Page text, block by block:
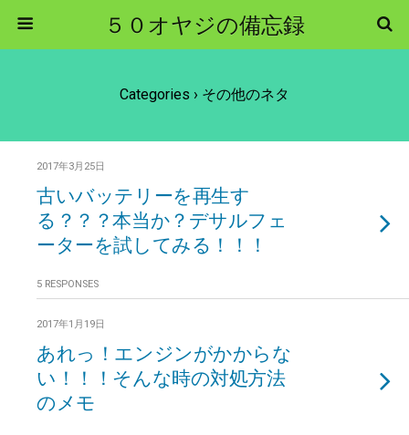
５０オヤジの備忘録
Categories › その他のネタ
2017年3月25日
古いバッテリーを再生す
る？？？本当か？デサルフェ
ーターを試してみる！！！
5 RESPONSES
2017年1月19日
あれっ！エンジンがかからな
い！！！そんな時の対処方法
のメモ